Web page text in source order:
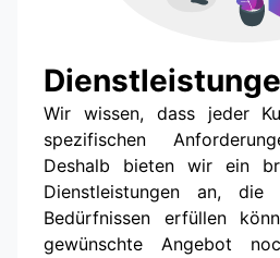
Wir wissen, dass jeder
spezifischen
Deshalb bieten wir ein
Dienstleistungen an,
Bedürfnissen erfüllen
gewünschte Angebot